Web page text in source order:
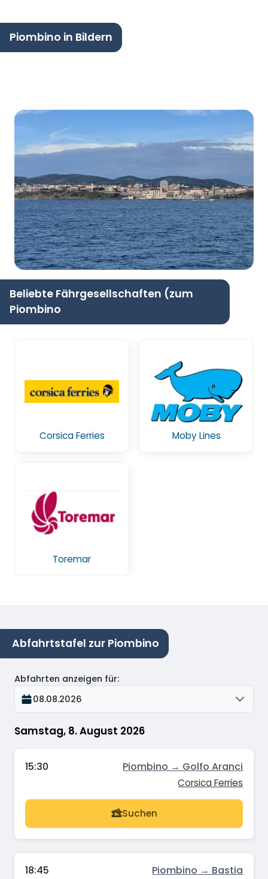
Piombino in Bildern
Beliebte Fährgesellschaften (zum
Piombino
Corsica Ferries Moby Lines
Toremar
Abfahrtstafel zur Piombino
Samstag, 8. August 2026
Abfahrten anzeigen für:
08.08.2026
15:30 Piombino → Golfo Aranci
Corsica Ferries
Suchen
18:45 Piombino → Bastia